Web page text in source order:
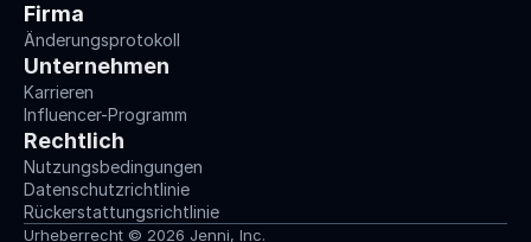
Firma
Änderungsprotokoll
Unternehmen
Karrieren
Influencer-Programm
Rechtlich
Nutzungsbedingungen
Datenschutzrichtlinie
Rückerstattungsrichtlinie
Urheberrecht © 2026 Jenni, Inc.